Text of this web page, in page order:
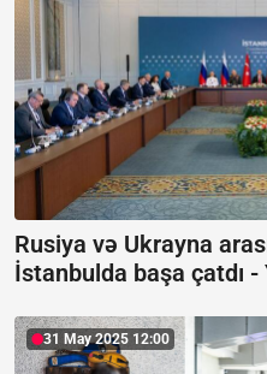
Rusiya və Ukrayna
İstanbulda başa çatdı -
31 May 2025 12:00